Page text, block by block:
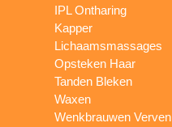
IPL Ontharing
Kapper
Lichaamsmassages
Opsteken Haar
Tanden Bleken
Waxen
Wenkbrauwen Verven